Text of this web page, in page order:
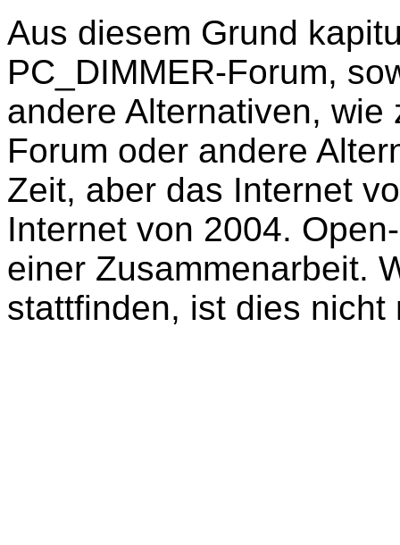
Aus diesem Grund
PC_DIMMER-Forum,
andere Alternativen,
Forum oder andere
Zeit, aber das Internet
Internet von 2004.
einer Zusammenarbeit.
stattfinden, ist dies nicht